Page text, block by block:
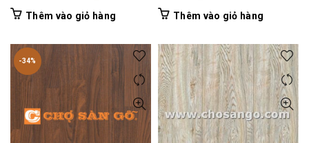
gốc
200.000₫.
hiện
là:
148.000₫.
Thêm vào giỏ hàng Thêm vào giỏ hàng
-34%